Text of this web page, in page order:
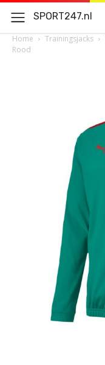
SPORT247.nl
Home Trainingsjacks
Rood